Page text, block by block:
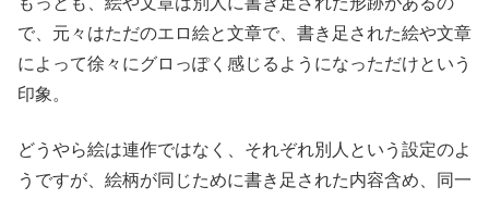
で、元々はただのエロ絵と文章で、書き足された絵や文章
によって徐々にグロっぽく感じるようになっただけという
印象。
どうやら絵は連作ではなく、それぞれ別人という設定のよ
うですが、絵柄が同じために書き足された内容含め、同一